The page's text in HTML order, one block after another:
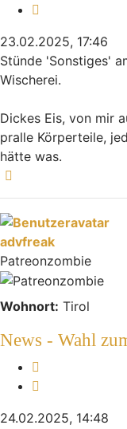
23.02.2025, 17:46
Stünde 'Sonstiges'
Wischerei.
Dickes Eis, von mir
pralle Körperteile,
hätte was.
advfreak
Patreonzombie
Wohnort: Tirol
News - Wahl
24.02.2025, 14:48